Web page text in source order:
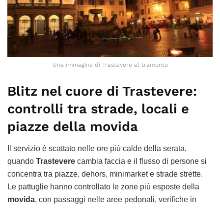
Una immagine di Trastevere al tramonto
Blitz nel cuore di Trastevere:
controlli tra strade, locali e
piazze della movida
Il servizio è scattato nelle ore più calde della serata,
quando Trastevere cambia faccia e il flusso di persone si
concentra tra piazze, dehors, minimarket e strade strette.
Le pattuglie hanno controllato le zone più esposte della
movida, con passaggi nelle aree pedonali, verifiche in